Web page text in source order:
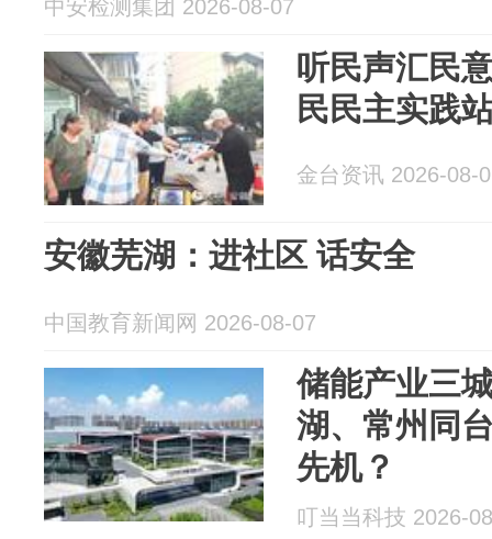
中安检测集团 2026-08-07
听民声汇民
民民主实践
金台资讯 2026-08-
安徽芜湖：进社区 话安全
中国教育新闻网 2026-08-07
储能产业三
湖、常州同
先机？
叮当当科技 2026-